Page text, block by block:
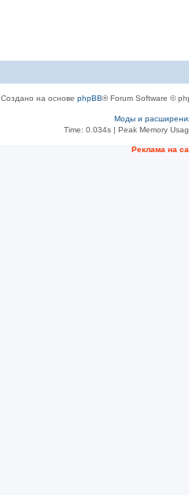
Создано на основе phpBB® Forum Software ©
Моды и
Time: 0.034s| Peak Memory
Рeклама на